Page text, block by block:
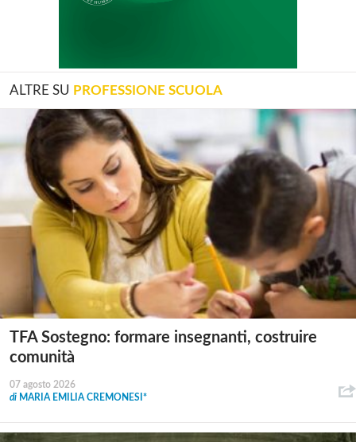
ALTRE SU PROFESSIONE SCUOLA
TFA Sostegno: formare insegnanti, costruire
comunità
07 agosto 2026
di MARIA EMILIA CREMONESI*